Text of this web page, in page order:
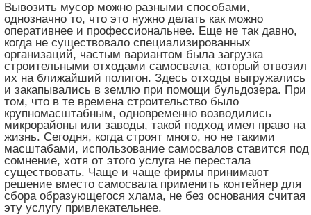
Вывозить мусор можно разными способами,
однозначно то, что это нужно делать как можно
оперативнее и профессиональнее. Еще не так давно,
когда не существовало специализированных
организаций, частым вариантом была загрузка
строительными отходами самосвала, который отвозил
их на ближайший полигон. Здесь отходы выгружались
и закапывались в землю при помощи бульдозера. При
том, что в те времена строительство было
крупномасштабным, одновременно возводились
микрорайоны или заводы, такой подход имел право на
жизнь. Сегодня, когда строят много, но не такими
масштабами, использование самосвалов ставится под
сомнение, хотя от этого услуга не перестала
существовать. Чаще и чаще фирмы принимают
решение вместо самосвала применить контейнер для
сбора образующегося хлама, не без основания считая
эту услугу привлекательнее.